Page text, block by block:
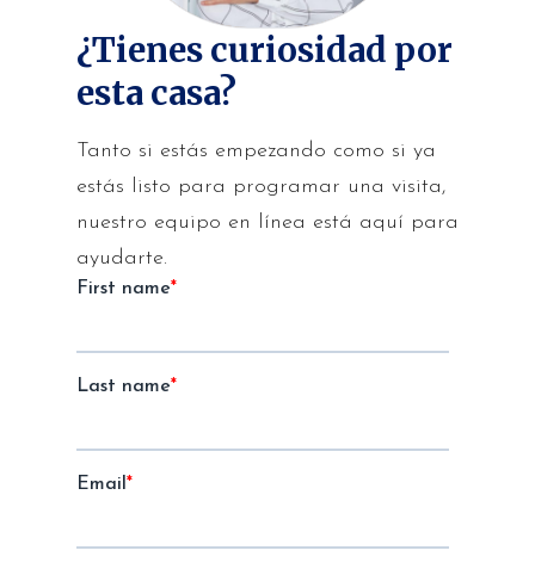
¿Tienes curiosidad por
esta casa?
Tanto si estás empezando como si ya
estás listo para programar una visita,
nuestro equipo en línea está aquí para
ayudarte.